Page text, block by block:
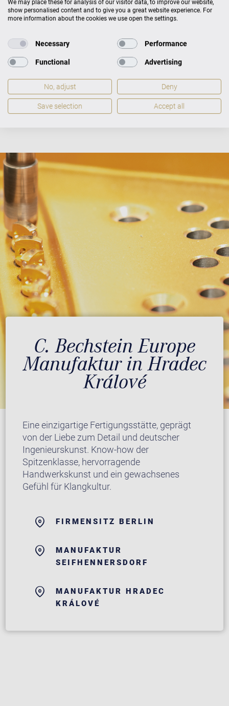
2 Jahre Herstellergarantie
GARANTIEBEDINGUNGEN
C. Bechstein Europe
Manufaktur in Hradec
Králové
Eine einzigartige Fertigungsstätte, geprägt
von der Liebe zum Detail und deutscher
Ingenieurskunst. Know-how der
Spitzenklasse, hervorragende
Handwerkskunst und ein gewachsenes
Gefühl für Klangkultur.
FIRMENSITZ BERLIN
MANUFAKTUR
SEIFHENNERSDORF
MANUFAKTUR HRADEC
KRÁLOVÉ
We may place these for analysis of our visitor data, to improve our website,
show personalised content and to give you a great website experience. For
more information about the cookies we use open the settings.
Necessary Performance
Functional Advertising
No, adjust Deny
Save selection Accept all